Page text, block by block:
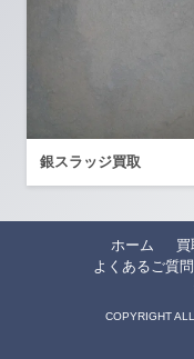
銀スラッジ買取
ホーム 買
よくあるご質問
COPYRIGHT